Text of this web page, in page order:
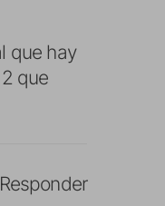
que hay
que
Responder